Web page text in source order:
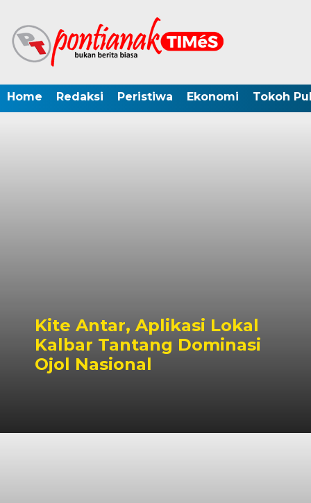
Home Redaksi Peristiwa Ekonomi Tokoh
Kite Antar, Aplikasi Lokal
Kalbar Tantang Dominasi
Ojol Nasional